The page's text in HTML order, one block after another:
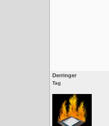
Derringer
Tag